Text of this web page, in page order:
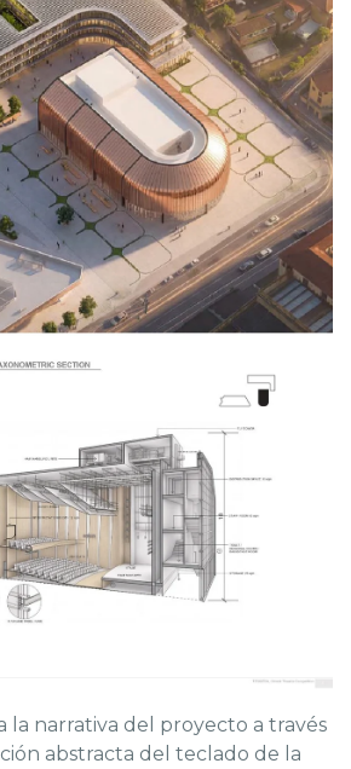
la narrativa del proyecto a través
abstracta del teclado de la